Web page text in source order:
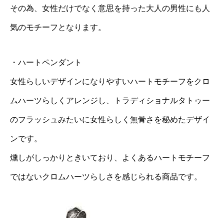
その為、女性だけでなく意思を持った大人の男性にも人
気のモチーフとなります。
・ハートペンダント
女性らしいデザインになりやすいハートモチーフをクロ
ムハーツらしくアレンジし、トラディショナルタトゥー
のフラッシュみたいに女性らしく無骨さを秘めたデザイ
ンです。
燻しがしっかりときいており、よくあるハートモチーフ
ではないクロムハーツらしさを感じられる商品です。